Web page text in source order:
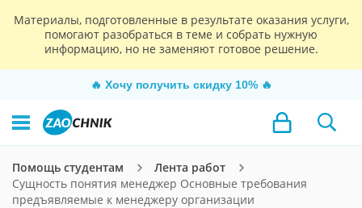
Материалы, подготовленные в результате оказания услуги,
помогают разобраться в теме и собрать нужную
информацию, но не заменяют готовое решение.
🔥 Хочу получить скидку 10% 🔥
Помощь студентам
Лента работ
Сущность понятия менеджер Основные требования
предъявляемые к менеджеру организации